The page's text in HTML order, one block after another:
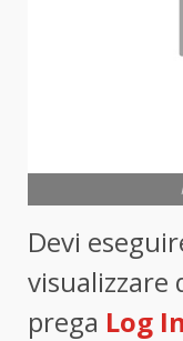
Devi
visualizzare
prega Log In